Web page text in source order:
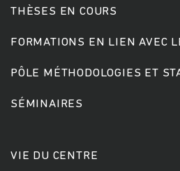
THÈSES EN COURS
FORMATIONS EN LIEN AVEC
PÔLE MÉTHODOLOGIES ET
SÉMINAIRES
VIE DU CENTRE